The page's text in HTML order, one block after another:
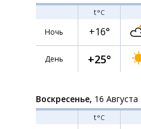
t°C
Ночь
+16°
День +25°
Воскресенье, 16 Августа
t°C